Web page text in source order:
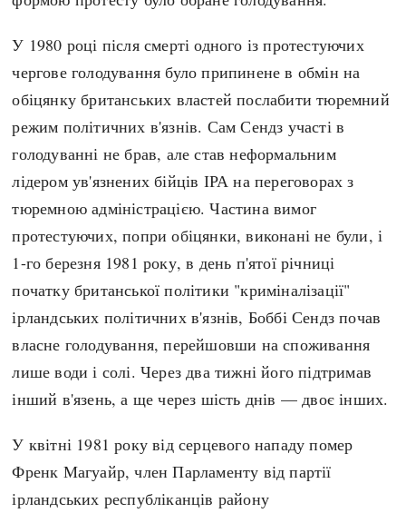
У 1980 році після смерті одного із протестуючих
чергове голодування було припинене в обмін на
обіцянку британських властей послабити тюремний
режим політичних в'язнів. Сам Сендз участі в
голодуванні не брав, але став неформальним
лідером ув'язнених бійців ІРА на переговорах з
тюремною адміністрацією. Частина вимог
протестуючих, попри обіцянки, виконані не були, і
1-го березня 1981 року, в день п'ятої річниці
початку британської політики "криміналізації"
ірландських політичних в'язнів, Боббі Сендз почав
власне голодування, перейшовши на споживання
лише води і солі. Через два тижні його підтримав
інший в'язень, а ще через шість днів — двоє інших.
У квітні 1981 року від серцевого нападу помер
Френк Магуайр, член Парламенту від партії
ірландських республіканців району